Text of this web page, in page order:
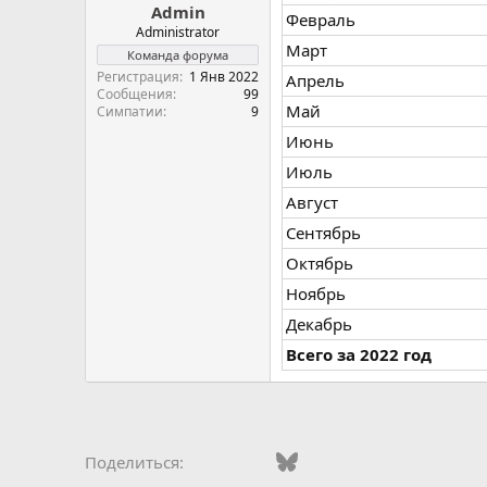
Admin
Administrator
Команда форума
Регистрация
1 Янв 2022
Сообщения
99
Симпатии
9
Февраль
Март
Апрель
Май
Июнь
Июль
Август
Сентябрь
Октябрь
Ноябрь
Декабрь
Всего за 2022 год
Поделиться: Vkontakte
FacebookBluesky